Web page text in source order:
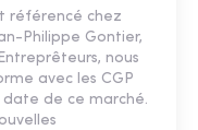
référencé chez
Philippe Gontier,
nous
avec les CGP
de ce marché.